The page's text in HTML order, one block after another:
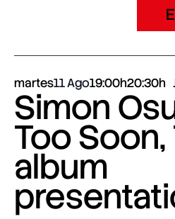
martes11 Ago19:00h20:30h
Simon
Too
album